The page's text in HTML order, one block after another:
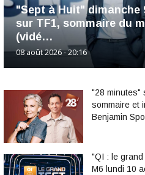
"Sept à Huit" dimanche
sur TF1, sommaire du
(vidé…
08 août 2026 - 20:16
"28 minutes"
sommaire et
Benjamin
"QI : le
M6 lundi 10